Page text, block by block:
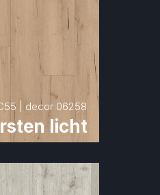
| decor 06258
licht